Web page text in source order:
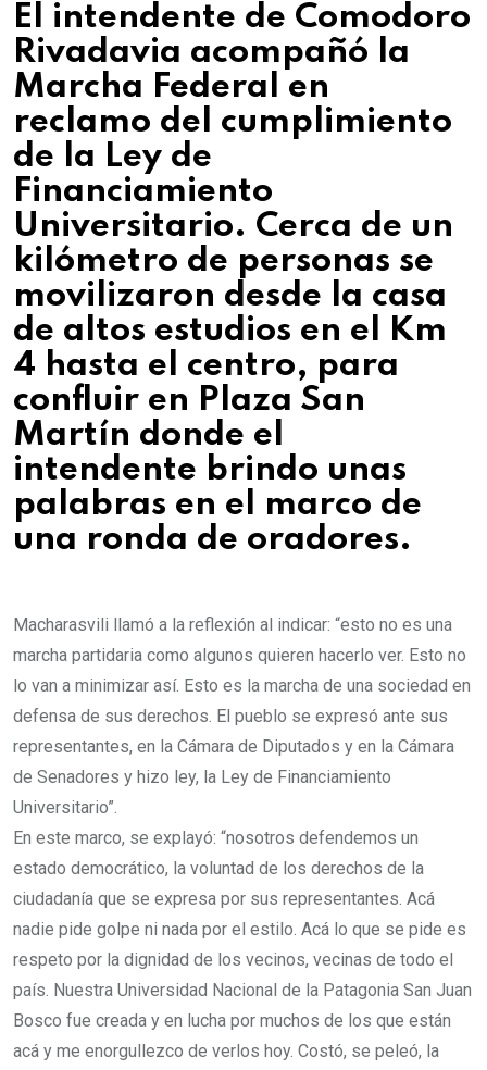
El intendente de Comodoro
Rivadavia acompañó la
Marcha Federal en
reclamo del cumplimiento
de la Ley de
Financiamiento
Universitario. Cerca de un
kilómetro de personas se
movilizaron desde la casa
de altos estudios en el Km
4 hasta el centro, para
confluir en Plaza San
Martín donde el
intendente brindo unas
palabras en el marco de
una ronda de oradores.
Macharasvili llamó a la reflexión al indicar: “esto no es una
marcha partidaria como algunos quieren hacerlo ver. Esto no
lo van a minimizar así. Esto es la marcha de una sociedad en
defensa de sus derechos. El pueblo se expresó ante sus
representantes, en la Cámara de Diputados y en la Cámara
de Senadores y hizo ley, la Ley de Financiamiento
Universitario”.
En este marco, se explayó: “nosotros defendemos un
estado democrático, la voluntad de los derechos de la
ciudadanía que se expresa por sus representantes. Acá
nadie pide golpe ni nada por el estilo. Acá lo que se pide es
respeto por la dignidad de los vecinos, vecinas de todo el
país. Nuestra Universidad Nacional de la Patagonia San Juan
Bosco fue creada y en lucha por muchos de los que están
acá y me enorgullezco de verlos hoy. Costó, se peleó, la